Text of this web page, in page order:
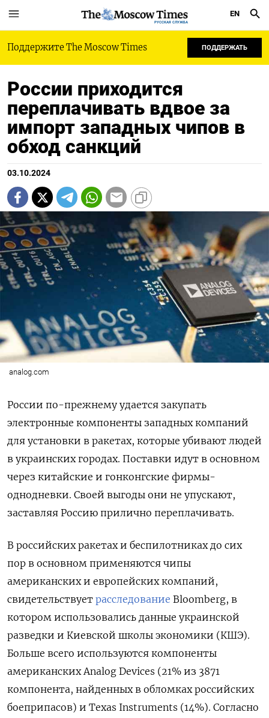
РУССКАЯ СЛУЖБА
EN
Поддержите The Moscow Times ПОДДЕРЖАТЬ
России приходится
переплачивать вдвое за
импорт западных чипов в
обход санкций
03.10.2024
analog.com
России по-прежнему удается закупать
электронные компоненты западных компаний
для установки в ракетах, которые убивают людей
в украинских городах. Поставки идут в основном
через китайские и гонконгские фирмы-
однодневки. Своей выгоды они не упускают,
заставляя Россию прилично переплачивать.
В российских ракетах и беспилотниках до сих
пор в основном применяются чипы
американских и европейских компаний,
свидетельствует расследование Bloomberg, в
котором использовались данные украинской
разведки и Киевской школы экономики (КШЭ).
Больше всего используются компоненты
американских Analog Devices (21% из 3871
компонента, найденных в обломках российских
боеприпасов) и Texas Instruments (14%). Согласно